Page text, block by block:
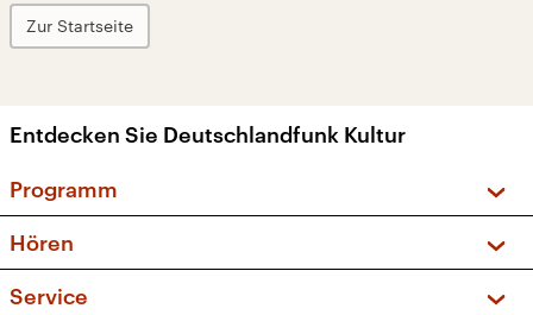
Zur Startseite
Entdecken Sie Deutschlandfunk Kultur
Programm
Sendungen und Podcasts
Musikliste
Hören
Service